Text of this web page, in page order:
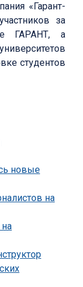
«Гарант-
за
ГАРАНТ, а
студентов
новые
на